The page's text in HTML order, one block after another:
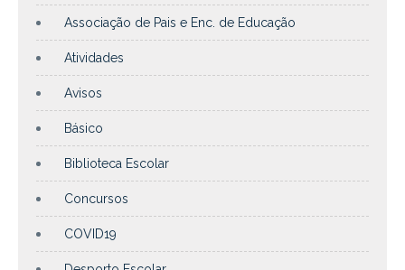
Associação de Pais e Enc. de Educação
Atividades
Avisos
Básico
Biblioteca Escolar
Concursos
COVID19